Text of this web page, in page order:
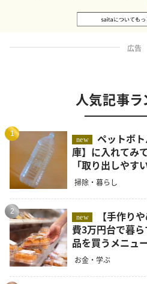
広告
人気記事ラ
1
new
ペットボトルを半分に切って【冷蔵
庫】に入れてみ
「取り出しやす
掃除・暮らし
2
new
費3万円台で暮
品を買うメニュ
お金・学ぶ